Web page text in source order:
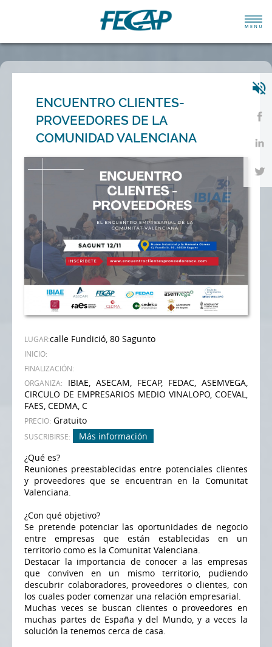
ENCUENTRO CLIENTES-
PROVEEDORES DE LA
COMUNIDAD VALENCIANA
LUGAR:calle Fundició, 80 Sagunto
INICIO:
FINALIZACIÓN:
ORGANIZA:
IBIAE, ASECAM, FECAP, FEDAC, ASEMVEGA,
CIRCULO DE EMPRESARIOS MEDIO VINALOPO, COEVAL,
FAES, CEDMA, C
PRECIO: Gratuito
SUSCRIBIRSE:
Más información
¿Qué es?
Reuniones preestablecidas entre potenciales clientes
y proveedores que se encuentran en la Comunitat
Valenciana.
¿Con qué objetivo?
Se pretende potenciar las oportunidades de negocio
entre empresas que están establecidas en un
territorio como es la Comunitat Valenciana.
Destacar la importancia de conocer a las empresas
que conviven en un mismo territorio, pudiendo
descubrir colaboradores, proveedores o clientes, con
los cuales poder comenzar una relación empresarial.
Muchas veces se buscan clientes o proveedores en
muchas partes de España y del Mundo, y a veces la
solución la tenemos cerca de casa.